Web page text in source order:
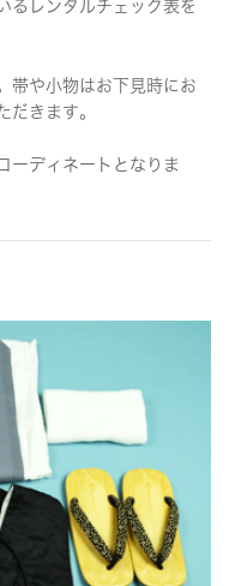
るレンタルチェック表を
帯や小物はお下見時にお
だきます。
ーディネートとなりま